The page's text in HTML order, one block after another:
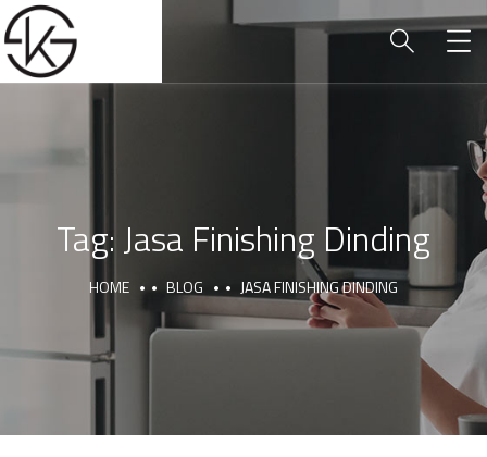
Tag: Jasa Finishing Dinding
HOME BLOG JASA FINISHING DINDING